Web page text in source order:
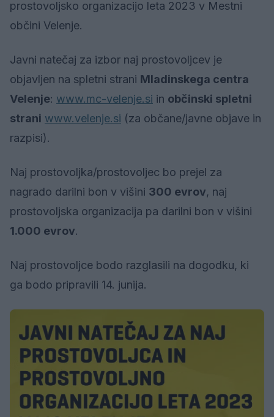
prostovoljsko organizacijo leta 2023 v Mestni
občini Velenje.
Javni natečaj za izbor naj prostovoljcev je
objavljen na spletni strani Mladinskega centra
Velenje: www.mc-velenje.si in občinski spletni
strani www.velenje.si (za občane/javne objave in
razpisi).
Naj prostovoljka/prostovoljec bo prejel za
nagrado darilni bon v višini 300 evrov, naj
prostovoljska organizacija pa darilni bon v višini
1.000 evrov.
Naj prostovoljce bodo razglasili na dogodku, ki
ga bodo pripravili 14. junija.